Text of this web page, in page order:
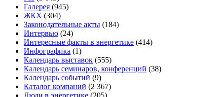
Галерея (945)
ЖКХ (304)
Законодательные акты (184)
Интервью (24)
Интересные факты в энергетике (414)
Инфографика (1)
Календарь выставок (555)
Календарь семинаров, конференций (38)
Календарь событий (9)
Каталог компаний (2 367)